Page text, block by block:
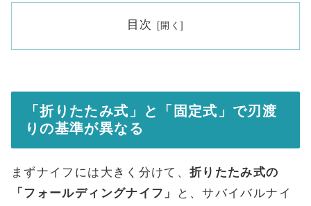
目次
「折りたたみ式」と「固定式」で刃渡
りの基準が異なる
まずナイフには大きく分けて、折りたたみ式の
「フォールディングナイフ」
と、サバイバルナイ